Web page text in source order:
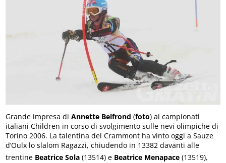
Grande impresa diAnnette Belfrond (foto) ai campionati
italiani Children in corso di svolgimento sulle nevi olimpiche di
Torino 2006. La talentina del Crammont ha vinto oggi a Sauze
d’Oulx lo slalom Ragazzi, chiudendo in 13382 davanti alle
trentine Beatrice Sola (13514) e Beatrice Menapace (13519),